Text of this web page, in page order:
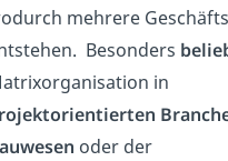
mehrere
Besonders
in
oder der